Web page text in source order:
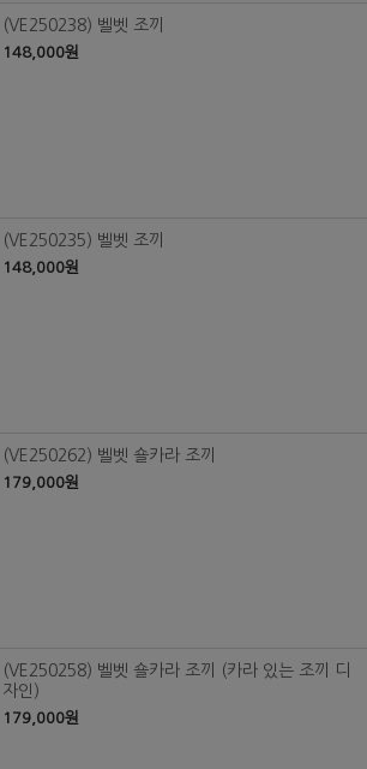
(VE250238) 벨벳 조끼
148,000원
(VE250235) 벨벳 조끼
148,000원
(VE250262) 벨벳 숄카라 조끼
179,000원
(VE250258) 벨벳 숄카라 조끼 (카라 있는 조끼 디
자인)
179,000원